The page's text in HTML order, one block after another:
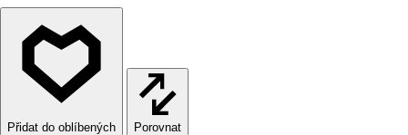
Porovnat